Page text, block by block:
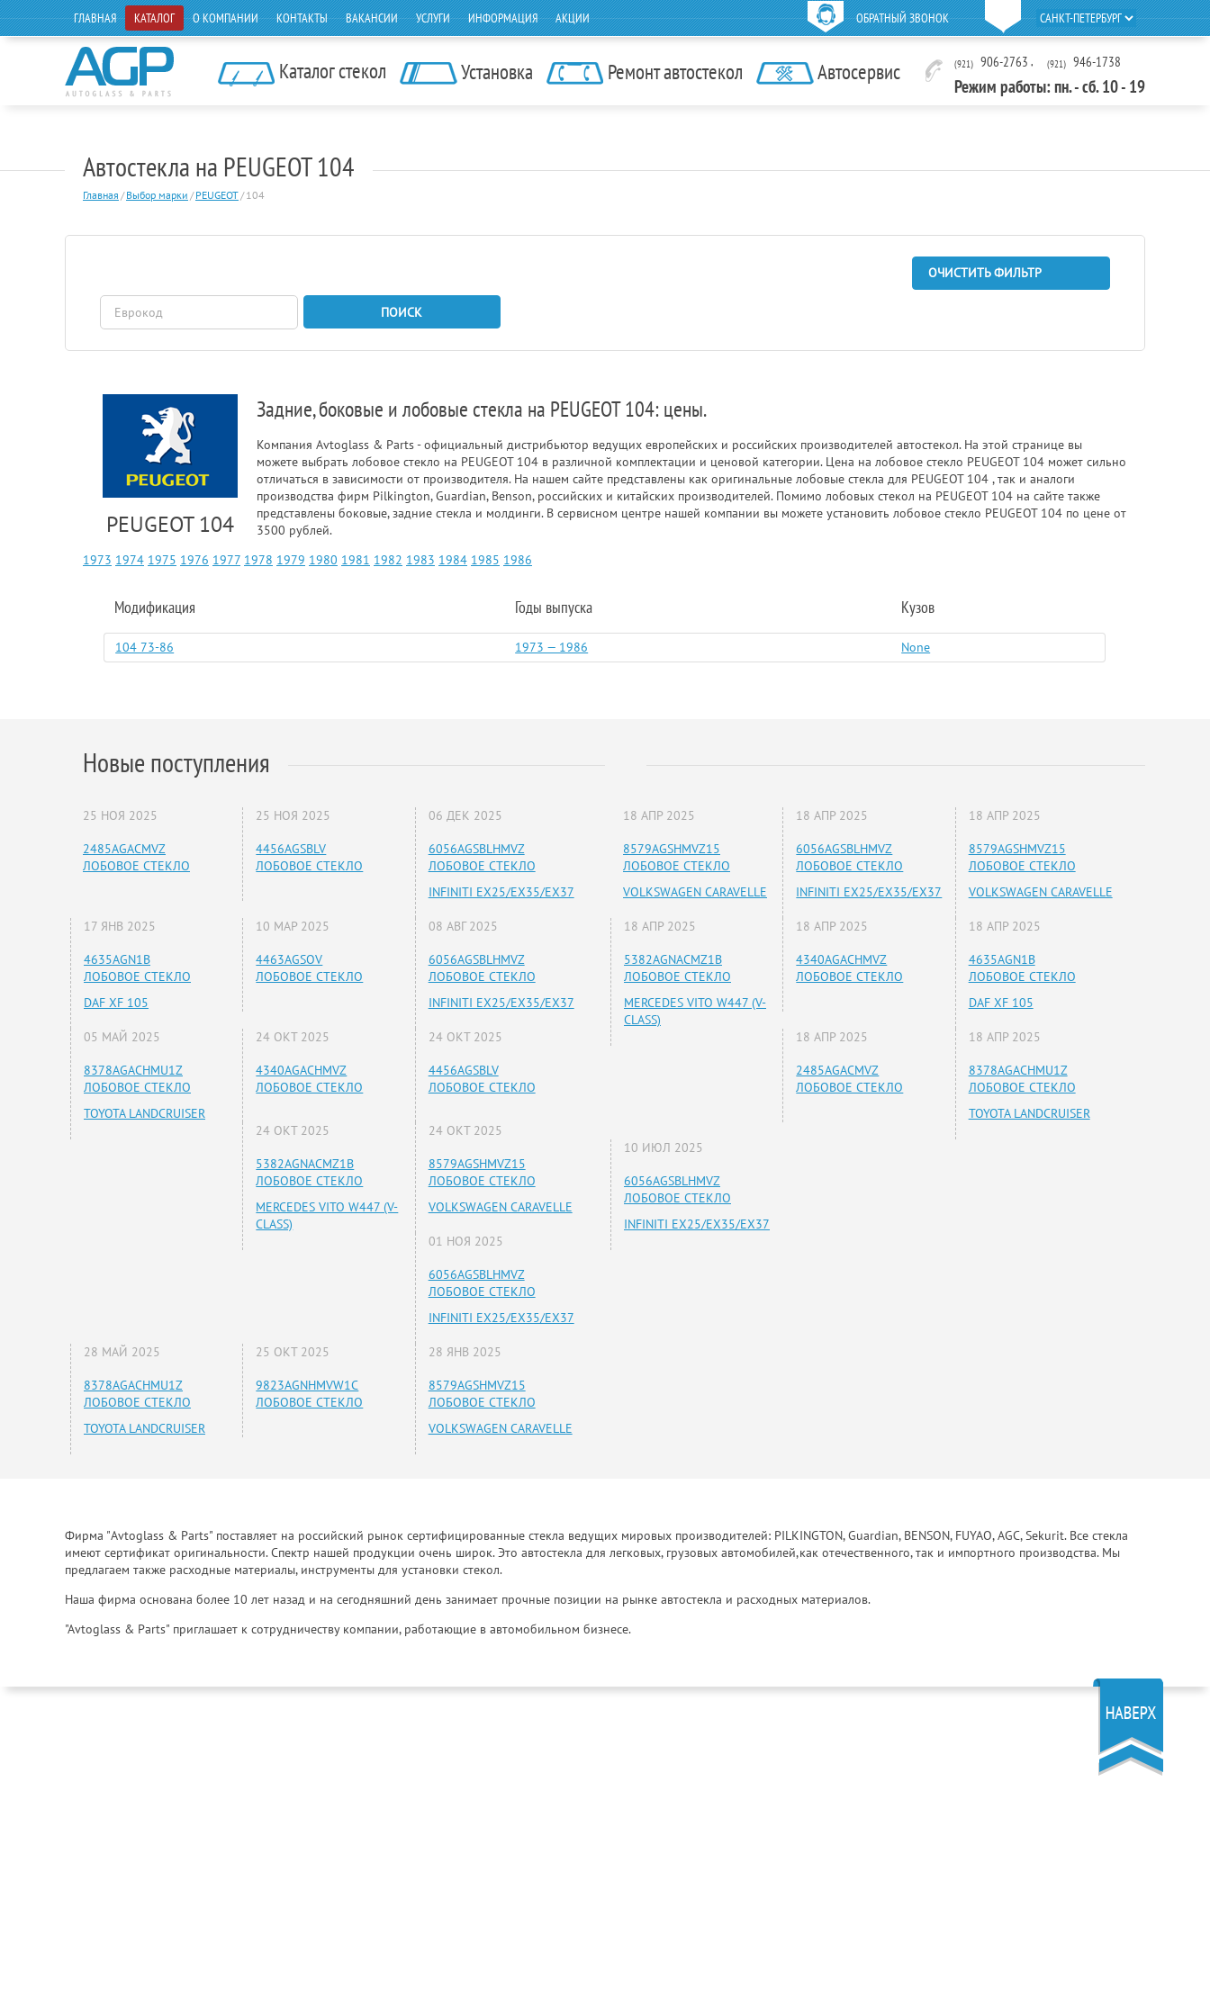
ОБРАТНЫЙ ЗВОНОК
ГЛАВНАЯ КАТАЛОГ О КОМПАНИИ КОНТАКТЫ ВАКАНСИИ УСЛУГИ ИНФОРМАЦИЯ АКЦИИ
Каталог стекол Установка Ремонт автостекол Автосервис (921) 906-2763 , (921) 946-1738
Режим работы: пн. - сб. 10 - 19
Автостекла на PEUGEOT 104
Главная / Выбор марки / PEUGEOT/ 104
ОЧИСТИТЬ ФИЛЬТР
ПОИСК
PEUGEOT 104
Задние, боковые и лобовые стекла на PEUGEOT 104: цены.
Компания Avtoglass & Parts - официальный дистрибьютор ведущих европейских и российских производителей автостекол. На этой странице вы
можете выбрать лобовое стекло на PEUGEOT 104 в различной комплектации и ценовой категории. Цена на лобовое стекло PEUGEOT 104 может сильно
отличаться в зависимости от производителя. На нашем сайте представлены как оригинальные лобовые стекла для PEUGEOT 104 , так и аналоги
производства фирм Pilkington, Guardian, Benson, российских и китайских производителей. Помимо лобовых стекол на PEUGEOT 104 на сайте также
представлены боковые, задние стекла и молдинги. В сервисном центре нашей компании вы можете установить лобовое стекло PEUGEOT 104 по цене от
3500 рублей.
1973 1974 1975 1976 1977 1978 1979 1980 1981 1982 1983 1984 1985 1986
Модификация Годы выпуска Кузов
104 73-86 1973 — 1986 None
Новые поступления
25 НОЯ 2025
2485AGACMVZ
ЛОБОВОЕ СТЕКЛО
25 НОЯ 2025
4456AGSBLV
ЛОБОВОЕ СТЕКЛО
06 ДЕК 2025
6056AGSBLHMVZ
ЛОБОВОЕ СТЕКЛО
INFINITI EX25/EX35/EX37
17 ЯНВ 2025
4635AGN1B
ЛОБОВОЕ СТЕКЛО
DAF XF 105
10 МАР 2025
4463AGSOV
ЛОБОВОЕ СТЕКЛО
08 АВГ 2025
6056AGSBLHMVZ
ЛОБОВОЕ СТЕКЛО
INFINITI EX25/EX35/EX37
05 МАЙ 2025
8378AGACHMU1Z
ЛОБОВОЕ СТЕКЛО
TOYOTA LANDCRUISER
24 ОКТ 2025
4340AGACHMVZ
ЛОБОВОЕ СТЕКЛО
24 ОКТ 2025
4456AGSBLV
ЛОБОВОЕ СТЕКЛО
24 ОКТ 2025
5382AGNACMZ1B
ЛОБОВОЕ СТЕКЛО
MERCEDES VITO W447 (V-
CLASS)
24 ОКТ 2025
8579AGSHMVZ15
ЛОБОВОЕ СТЕКЛО
VOLKSWAGEN CARAVELLE
01 НОЯ 2025
6056AGSBLHMVZ
ЛОБОВОЕ СТЕКЛО
INFINITI EX25/EX35/EX37
28 МАЙ 2025
8378AGACHMU1Z
ЛОБОВОЕ СТЕКЛО
TOYOTA LANDCRUISER
25 ОКТ 2025
9823AGNHMVW1C
ЛОБОВОЕ СТЕКЛО
28 ЯНВ 2025
8579AGSHMVZ15
ЛОБОВОЕ СТЕКЛО
VOLKSWAGEN CARAVELLE
18 АПР 2025
8579AGSHMVZ15
ЛОБОВОЕ СТЕКЛО
VOLKSWAGEN CARAVELLE
18 АПР 2025
6056AGSBLHMVZ
ЛОБОВОЕ СТЕКЛО
INFINITI EX25/EX35/EX37
18 АПР 2025
8579AGSHMVZ15
ЛОБОВОЕ СТЕКЛО
VOLKSWAGEN CARAVELLE
18 АПР 2025
5382AGNACMZ1B
ЛОБОВОЕ СТЕКЛО
MERCEDES VITO W447 (V-
CLASS)
18 АПР 2025
4340AGACHMVZ
ЛОБОВОЕ СТЕКЛО
18 АПР 2025
4635AGN1B
ЛОБОВОЕ СТЕКЛО
DAF XF 105
18 АПР 2025
2485AGACMVZ
ЛОБОВОЕ СТЕКЛО
18 АПР 2025
8378AGACHMU1Z
ЛОБОВОЕ СТЕКЛО
TOYOTA LANDCRUISER
10 ИЮЛ 2025
6056AGSBLHMVZ
ЛОБОВОЕ СТЕКЛО
INFINITI EX25/EX35/EX37
Фирма "Avtoglass & Parts" поставляет на российский рынок сертифицированные стекла ведущих мировых производителей: PILKINGTON, Guardian, BENSON, FUYAO, AGC, Sekurit. Все стекла
имеют сертификат оригинальности. Спектр нашей продукции очень широк. Это автостекла для легковых, грузовых автомобилей,как отечественного, так и импортного производства. Мы
предлагаем также расходные материалы, инструменты для установки стекол.
Наша фирма основана более 10 лет назад и на сегодняшний день занимает прочные позиции на рынке автостекла и расходных материалов.
"Avtoglass & Parts" приглашает к сотрудничеству компании, работающие в автомобильном бизнесе.